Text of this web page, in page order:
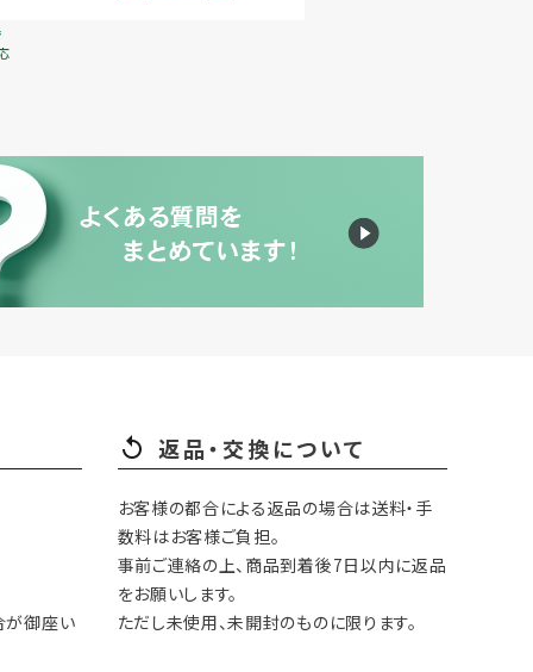
が御座い
返品・交換について
お客様の都合による返品の場合は送料・手
数料はお客様ご負担。
事前ご連絡の上、商品到着後7日以内に返品
をお願いします。
ただし未使用、未開封のものに限ります。